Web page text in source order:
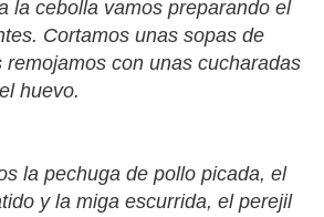
la cebolla vamos preparando el
Cortamos unas sopas de
remojamos con unas cucharadas
huevo.
la pechuga de pollo picada, el
y la miga escurrida, el perejil